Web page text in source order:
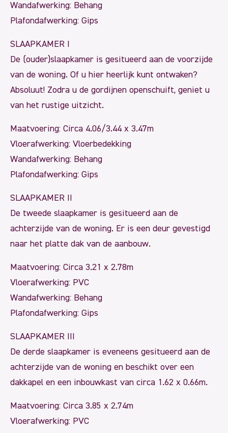
Wandafwerking: Behang
Plafondafwerking: Gips
SLAAPKAMER I
De (ouder)slaapkamer is gesitueerd aan de voorzijde
van de woning. Of u hier heerlijk kunt ontwaken?
Absoluut! Zodra u de gordijnen openschuift, geniet u
van het rustige uitzicht.
Maatvoering: Circa 4.06/3.44 x 3.47m
Vloerafwerking: Vloerbedekking
Wandafwerking: Behang
Plafondafwerking: Gips
SLAAPKAMER II
De tweede slaapkamer is gesitueerd aan de
achterzijde van de woning. Er is een deur gevestigd
naar het platte dak van de aanbouw.
Maatvoering: Circa 3.21 x 2.78m
Vloerafwerking: PVC
Wandafwerking: Behang
Plafondafwerking: Gips
SLAAPKAMER III
De derde slaapkamer is eveneens gesitueerd aan de
achterzijde van de woning en beschikt over een
dakkapel en een inbouwkast van circa 1.62 x 0.66m.
Maatvoering: Circa 3.85 x 2.74m
Vloerafwerking: PVC